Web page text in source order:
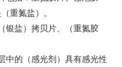
重氮盐）。
盐）拷贝片、（重氮胶
的（感光剂）具有感光性